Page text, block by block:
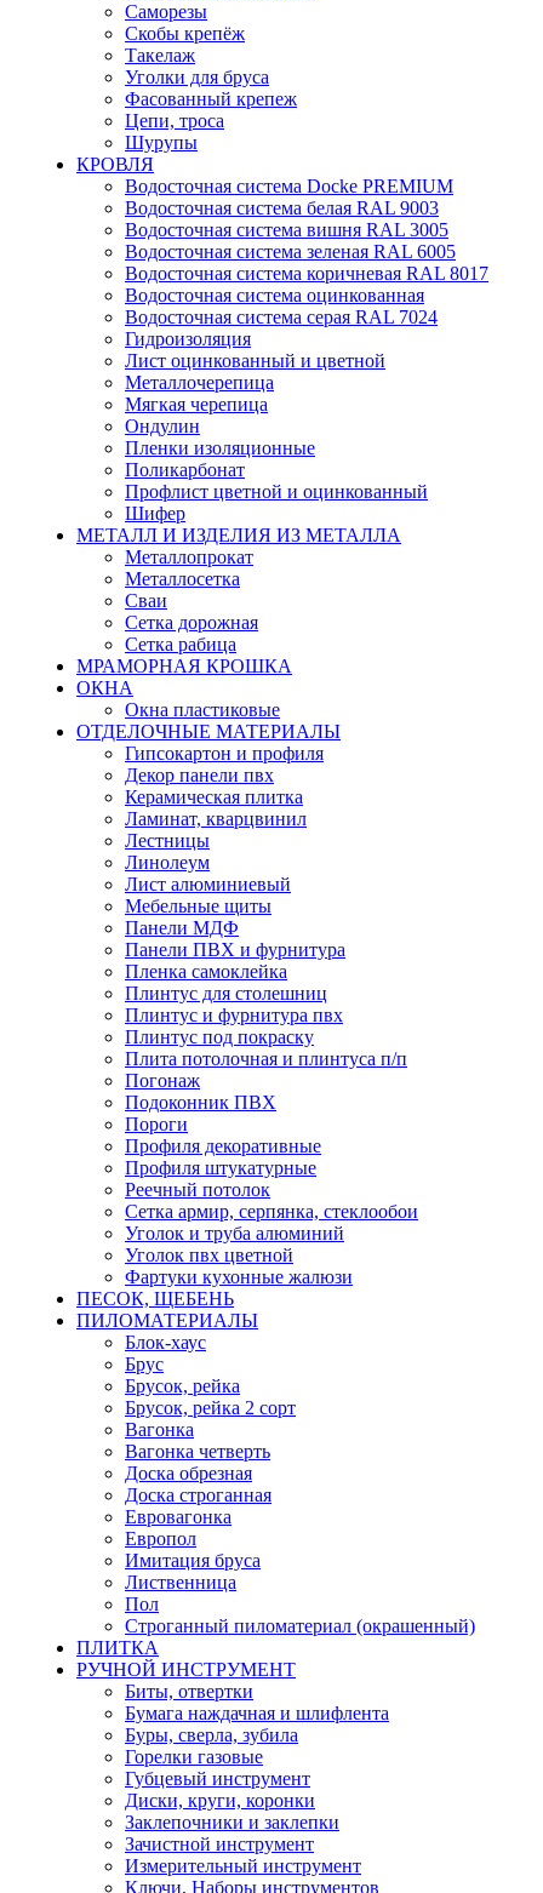
Саморезы
Скобы крепёж
Такелаж
Уголки для бруса
Фасованный крепеж
Цепи, троса
Шурупы
КРОВЛЯ
Водосточная система Docke PREMIUM
Водосточная система белая RAL 9003
Водосточная система вишня RAL 3005
Водосточная система зеленая RAL 6005
Водосточная система коричневая RAL 8017
Водосточная система оцинкованная
Водосточная система серая RAL 7024
Гидроизоляция
Лист оцинкованный и цветной
Металлочерепица
Мягкая черепица
Ондулин
Пленки изоляционные
Поликарбонат
Профлист цветной и оцинкованный
Шифер
МЕТАЛЛ И ИЗДЕЛИЯ ИЗ МЕТАЛЛА
Металлопрокат
Металлосетка
Сваи
Сетка дорожная
Сетка рабица
МРАМОРНАЯ КРОШКА
ОКНА
Окна пластиковые
ОТДЕЛОЧНЫЕ МАТЕРИАЛЫ
Гипсокартон и профиля
Декор панели пвх
Керамическая плитка
Ламинат, кварцвинил
Лестницы
Линолеум
Лист алюминиевый
Мебельные щиты
Панели МДФ
Панели ПВХ и фурнитура
Пленка самоклейка
Плинтус для столешниц
Плинтус и фурнитура пвх
Плинтус под покраску
Плита потолочная и плинтуса п/п
Погонаж
Подоконник ПВХ
Пороги
Профиля декоративные
Профиля штукатурные
Реечный потолок
Сетка армир, серпянка, стеклообои
Уголок и труба алюминий
Уголок пвх цветной
Фартуки кухонные жалюзи
ПЕСОК, ЩЕБЕНЬ
ПИЛОМАТЕРИАЛЫ
Блок-хаус
Брус
Брусок, рейка
Брусок, рейка 2 сорт
Вагонка
Вагонка четверть
Доска обрезная
Доска строганная
Евровагонка
Европол
Имитация бруса
Лиственница
Пол
Строганный пиломатериал (окрашенный)
ПЛИТКА
РУЧНОЙ ИНСТРУМЕНТ
Биты, отвертки
Бумага наждачная и шлифлента
Буры, сверла, зубила
Горелки газовые
Губцевый инструмент
Диски, круги, коронки
Заклепочники и заклепки
Зачистной инструмент
Измерительный инструмент
Ключи, Наборы инструментов